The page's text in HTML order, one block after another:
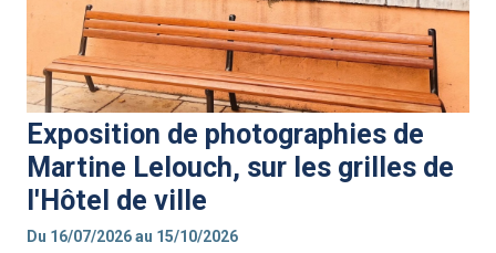
Exposition de photographies de
Martine Lelouch, sur les grilles de
l'Hôtel de ville
Du 16/07/2026 au 15/10/2026